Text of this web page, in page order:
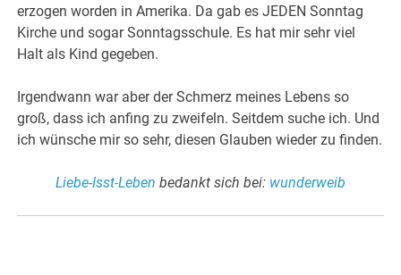
erzogen worden in Amerika. Da gab es JEDEN Sonntag
Kirche und sogar Sonntagsschule. Es hat mir sehr viel
Halt als Kind gegeben.
Irgendwann war aber der Schmerz meines Lebens so
groß, dass ich anfing zu zweifeln. Seitdem suche ich. Und
ich wünsche mir so sehr, diesen Glauben wieder zu finden.
Liebe-Isst-Leben bedankt sich bei: wunderweib